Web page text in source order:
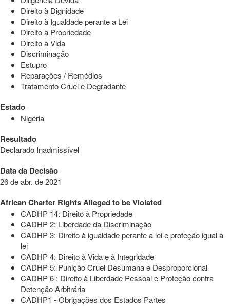
Direito à Dignidade
Direito à Igualdade perante a Lei
Direito à Propriedade
Direito à Vida
Discriminação
Estupro
Reparações / Remédios
Tratamento Cruel e Degradante
Estado
Nigéria
Resultado
Declarado Inadmissível
Data da Decisão
26 de abr. de 2021
African Charter Rights Alleged to be Violated
CADHP 14: Direito à Propriedade
CADHP 2: Liberdade da Discriminação
CADHP 3: Direito à igualdade perante a lei e proteção igual à
lei
CADHP 4: Direito à Vida e à Integridade
CADHP 5: Punição Cruel Desumana e Desproporcional
CADHP 6 : Direito à Liberdade Pessoal e Proteção contra
Detenção Arbitrária
CADHP1 - Obrigações dos Estados Partes